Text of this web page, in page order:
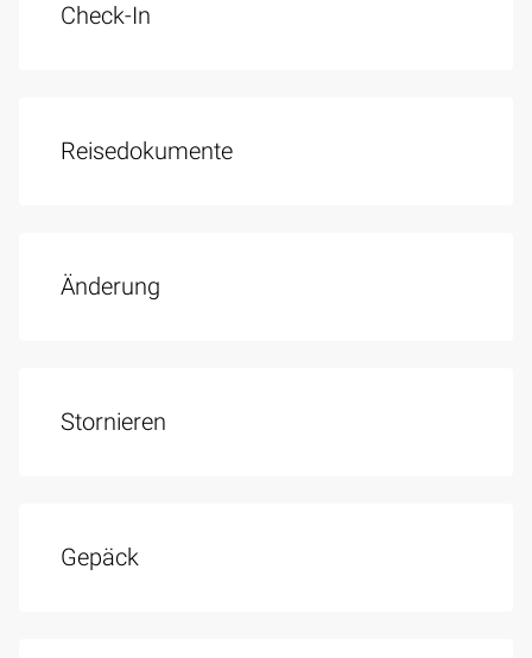
Check-In
Reisedokumente
Änderung
Stornieren
Gepäck